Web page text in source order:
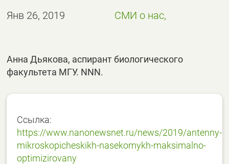
Янв 26, 2019 СМИ о нас,
Анна Дьякова, аспирант биологического
факультета МГУ. NNN.
Ссылка:
https://www.nanonewsnet.ru/news/2019/antenny-
mikroskopicheskikh-nasekomykh-maksimalno-
optimizirovany